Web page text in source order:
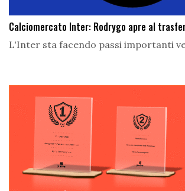
Calciomercato Inter: Rodrygo apre al
L'Inter sta facendo passi importanti